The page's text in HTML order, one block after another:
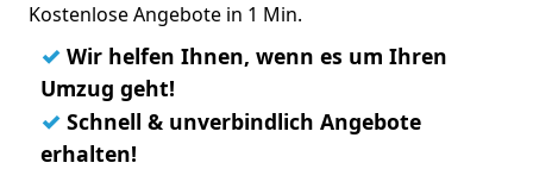
Kostenlose Angebote in 1 Min.
✓ Wir helfen Ihnen, wenn es um Ihren
Umzug geht!
✓ Schnell & unverbindlich Angebote
erhalten!